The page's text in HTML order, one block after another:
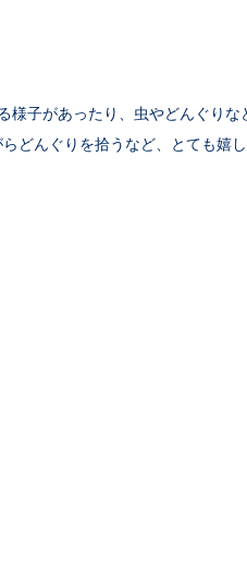
様子があったり、虫やどんぐりな
どんぐりを拾うなど、とても嬉